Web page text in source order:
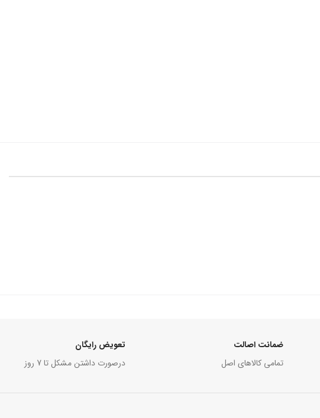
ضمانت اصالت
تمامی کالاهای اصل
تعویض رایگان
درصورت داشتن مشکل تا 7 روز